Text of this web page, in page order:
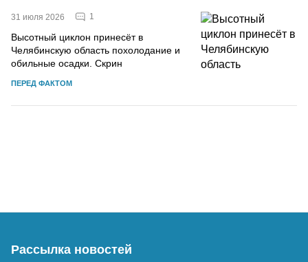
31 июля 2026 1
Высотный циклон принесёт в
Челябинскую область похолодание и
обильные осадки. Скрин
ПЕРЕД ФАКТОМ
Рассылка новостей